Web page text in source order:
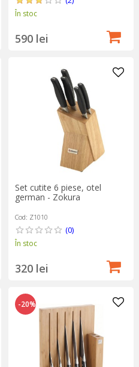
În stoc
590 lei
Set cutite 6 piese, otel
german - Zokura
Cod: Z1010
(0)
În stoc
320 lei
-20%